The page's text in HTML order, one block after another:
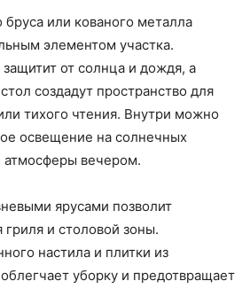
бруса или кованого металла
элементом участка.
от солнца и дождя, а
создадут пространство для
тихого чтения. Внутри можно
освещение на солнечных
атмосферы вечером.
ярусами позволит
гриля и столовой зоны.
настила и плитки из
уборку и предотвращает